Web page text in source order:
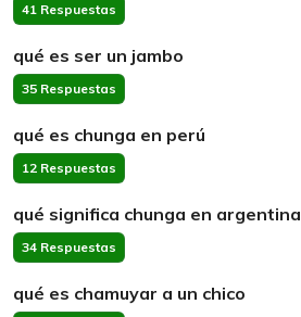
41 Respuestas
qué es ser un jambo
35 Respuestas
qué es chunga en perú
12 Respuestas
qué significa chunga en argentina
34 Respuestas
qué es chamuyar a un chico